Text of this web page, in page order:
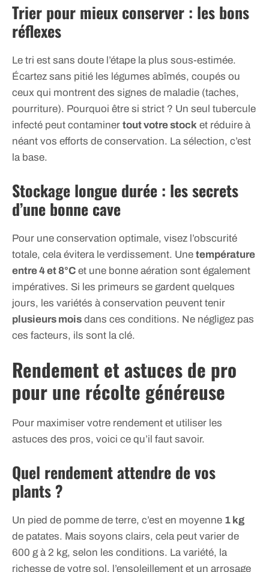
Trier pour mieux conserver : les bons
réflexes
Le tri est sans doute l’étape la plus sous-estimée.
Écartez sans pitié les légumes abîmés, coupés ou
ceux qui montrent des signes de maladie (taches,
pourriture). Pourquoi être si strict ? Un seul tubercule
infecté peut contaminer tout votre stock et réduire à
néant vos efforts de conservation. La sélection, c’est
la base.
Stockage longue durée : les secrets
d’une bonne cave
Pour une conservation optimale, visez l’obscurité
totale, cela évitera le verdissement. Une température
entre 4 et 8°C et une bonne aération sont également
impératives. Si les primeurs se gardent quelques
jours, les variétés à conservation peuvent tenir
plusieurs mois dans ces conditions. Ne négligez pas
ces facteurs, ils sont la clé.
Rendement et astuces de pro
pour une récolte généreuse
Pour maximiser votre rendement et utiliser les
astuces des pros, voici ce qu’il faut savoir.
Quel rendement attendre de vos
plants ?
Un pied de pomme de terre, c’est en moyenne 1 kg
de patates. Mais soyons clairs, cela peut varier de
600 g à 2 kg, selon les conditions. La variété, la
richesse de votre sol, l’ensoleillement et un arrosage